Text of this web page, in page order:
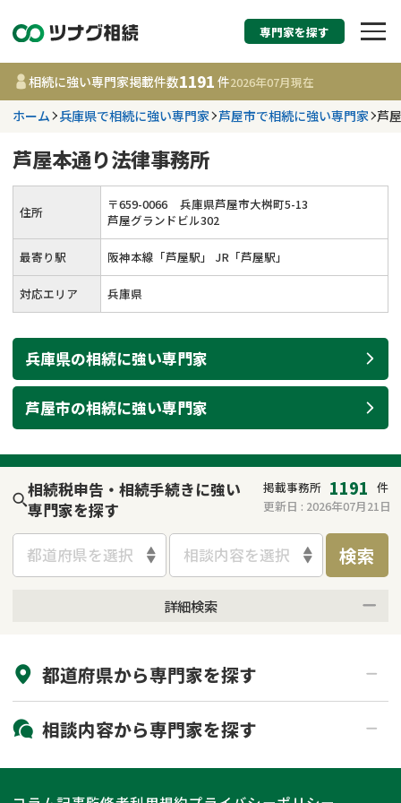
相続税申告・相続手
す
事務所 1191
更新日 :
相談内容で探す
遺言書作成・遺言執行
相続登記
遺留分侵害額請求
相続手続き
家族信託
贈与税
相続人調査
産)
費用相場
コラム
相続手続き
遺言
遺産分割
不動産の相続
相続登記
専門家を探す
相続に強い専門家掲載件数1191 件2026年07月現在
ホーム 兵庫県で相続に強い専門家 芦屋市で相続に強い専門家 芦
芦屋本通り法律事務所
住所 〒659-0066
兵庫県芦屋市大桝町5-13
芦屋グランドビル302
最寄り駅 阪神本線「芦屋駅」 JR「芦屋駅」
対応エリア 兵庫県
兵庫県の相続に強い専門家
芦屋市の相続に強い専門家
相続税申告・相続手続きに強い
専門家を探す
掲載事務所 1191 件
更新日 : 2026年07月21日
都道府県を選択 相談内容を選択 検索
詳細検索
初回相談無料
土日祝の相談可能
都道府県から専門家を探す
北海道・東北
北海道 青森県
関東
相談内容から専門家を探す